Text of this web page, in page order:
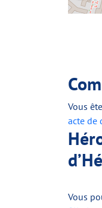
Vous
acte de
Vous